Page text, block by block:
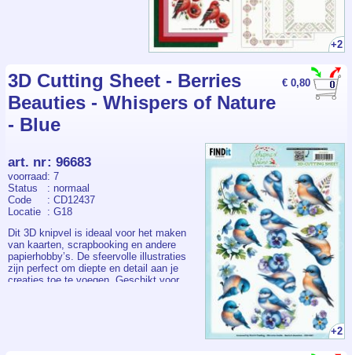
+2
voorgedrukt op de
oplegkaarten, waardoor je de
stickers, zonder een Led
Board te gebruiken, direct
hierop kunt plakken.
€ 0,80
3D Cutting Sheet - Berries
Beauties - Whispers of Nature
- Blue
+2
art. nr: 96683
voorraad: 7
Status
: normaal
Code
: CD12437
Locatie : G18
Dit 3D knipvel is ideaal voor het maken
van kaarten, scrapbooking en andere
papierhobby’s. De sfeervolle illustraties
zijn perfect om diepte en detail aan je
creaties toe te voegen. Geschikt voor